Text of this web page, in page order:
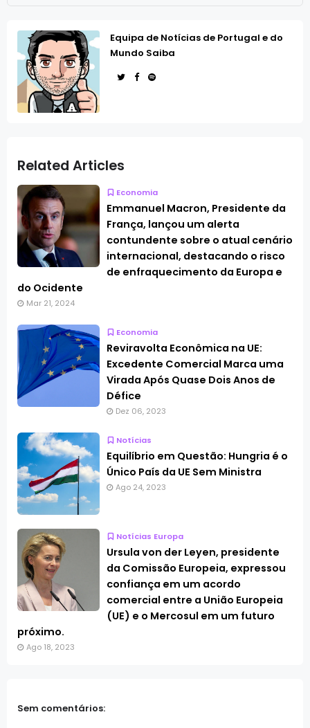
Equipa de Notícias de Portugal e do
Mundo Saiba
Related Articles
Economia
Emmanuel Macron, Presidente da
França, lançou um alerta
contundente sobre o atual cenário
internacional, destacando o risco
de enfraquecimento da Europa e
do Ocidente
Mar 21, 2024
Economia
Reviravolta Econômica na UE:
Excedente Comercial Marca uma
Virada Após Quase Dois Anos de
Défice
Dez 06, 2023
Notícias
Equilíbrio em Questão: Hungria é o
Único País da UE Sem Ministra
Ago 24, 2023
Notícias Europa
Ursula von der Leyen, presidente
da Comissão Europeia, expressou
confiança em um acordo
comercial entre a União Europeia
(UE) e o Mercosul em um futuro
próximo.
Ago 18, 2023
Sem comentários: